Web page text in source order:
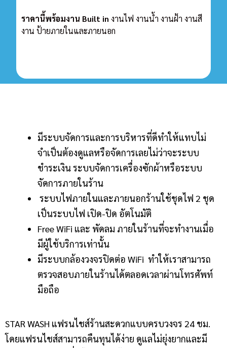
ราคานี้พร้อมงาน Built in งานไฟ งานน้ำ งานฝ้า งานสี
งาน ป้ายภายในและภายนอก
มีระบบจัดการและการบริหารที่ดีทำให้แทบไม่
จำเป็นต้องดูแลหรือจัดการเลยไม่ว่าจะระบบ
ชำระเงิน ระบบจัดการเครื่องซักผ้าหรือระบบ
จัดการภายในร้าน
ระบบไฟภายในและภายนอกร้านใช้ชุดไฟ 2 ชุด
เป็นระบบไฟ เปิด-ปิด อัตโนมัติ
Free WiFi และ พัดลม ภายในร้านที่จะทำงานเมื่อ
มีผู้ใช้บริการเท่านั้น
มีระบบกล้องวงจรปิดต่อ WiFi ทำให้เราสามารถ
ตรวจสอบภายในร้านได้ตลอดเวลาผ่านโทรศัพท์
มือถือ
STAR WASH แฟรนไชส์ร้านสะดวกแบบครบวงจร 24 ชม.
โดยแฟรนไชส์สามารถคืนทุนได้ง่าย ดูแลไม่ยุ่งยากและมี